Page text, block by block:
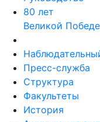
80 лет
Великой Победе
Пресс-служба
Структура
Факультеты
История